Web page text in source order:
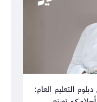
التعليم العام: